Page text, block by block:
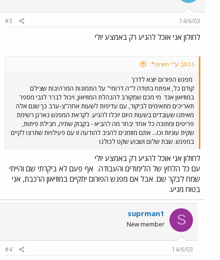
14/6/03
#3
לחולון אני אוכל להגיע רק באמצע יולי
נכתב ע"י oren*:
מפגש הפורום יוצא לדרך
קודם כל, אפתח בתודה ל"ה דרומי" על התמונות המרהיבות שצילם
במוזיאון אגד מי מכם שמקורב להנהלת המוזיאון, ויכול לברר לגבי מספר
תאריכים מתאימים לביקור, עם עדיפות לשעות אחה"צ-ערב כך שגם אלה
מאיתנו שעובדים בשעות היום יוכלו להגיע. לקראת המפגש נארגן רשימת
פריטים ומתוכה כל אחד יבחר מה להביא - בקבוק שתיה, חבילת פיתות,
שקית עוגיות וכו... אתם מוזמנים להגיב להודעה זו עם פעילויות שתרצו לקיים
במפגש. שבת שלום ושבוע שקט לכולנו
לחולון אני אוכל להגיע רק באמצע יולי
עם כל הלחץ של הלימודים והעבודה. אף פעם לא ביקרתי שם והייתי
שמח לבקר שם. אבל אם מפגש הפורום יתקיים במוזיאון הרכבת, אני
בטוח מגיע.
S
suprman1
New member
14/6/03
#4